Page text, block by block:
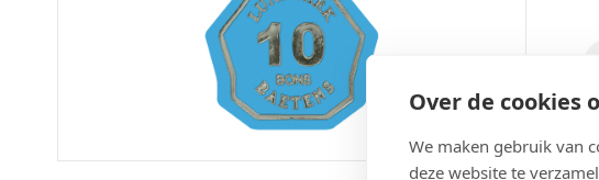
Over de cookies
We maken gebruik van
deze website te